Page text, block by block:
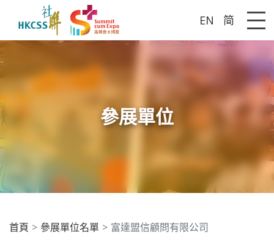
EN 简
參展單位
首頁 參展單位名單 富達盟信顧問有限公司